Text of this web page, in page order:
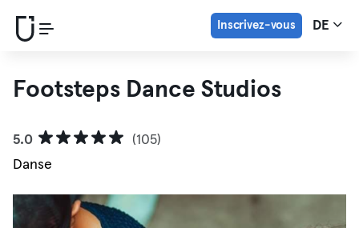
Inscrivez-vous DE
Footsteps Dance Studios
5.0
(105)
Danse